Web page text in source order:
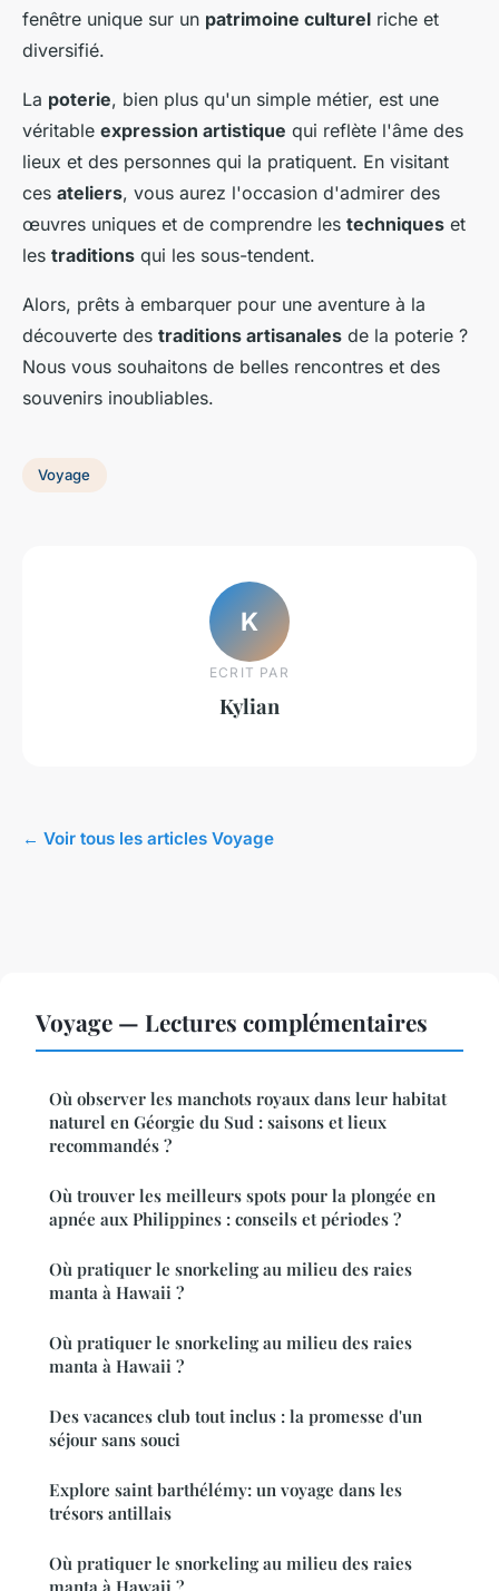
fenêtre unique sur un patrimoine culturel riche et
diversifié.
La poterie, bien plus qu'un simple métier, est une
véritable expression artistique qui reflète l'âme des
lieux et des personnes qui la pratiquent. En visitant
ces ateliers, vous aurez l'occasion d'admirer des
œuvres uniques et de comprendre les techniques et
les traditions qui les sous-tendent.
Alors, prêts à embarquer pour une aventure à la
découverte des traditions artisanales de la poterie ?
Nous vous souhaitons de belles rencontres et des
souvenirs inoubliables.
Voyage
K
ECRIT PAR
Kylian
← Voir tous les articles Voyage
Voyage — Lectures complémentaires
Où observer les manchots royaux dans leur habitat
naturel en Géorgie du Sud : saisons et lieux
recommandés ?
Où trouver les meilleurs spots pour la plongée en
apnée aux Philippines : conseils et périodes ?
Où pratiquer le snorkeling au milieu des raies
manta à Hawaii ?
Où pratiquer le snorkeling au milieu des raies
manta à Hawaii ?
Des vacances club tout inclus : la promesse d'un
séjour sans souci
Explore saint barthélémy: un voyage dans les
trésors antillais
Où pratiquer le snorkeling au milieu des raies
manta à Hawaii ?